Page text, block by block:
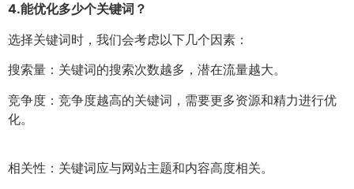
4.能优化多少个关键词？
选择关键词时，我们会考虑以下几个因素：
搜索量：关键词的搜索次数越多，潜在流量越大。
竞争度：竞争度越高的关键词，需要更多资源和精力进行优
化。
相关性：关键词应与网站主题和内容高度相关。